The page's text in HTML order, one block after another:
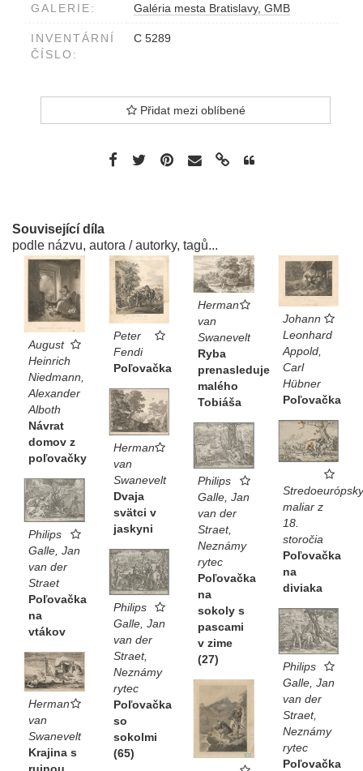
GALERIE: Galéria mesta Bratislavy, GMB
INVENTÁRNÍ
ČÍSLO:
C 5289
Přidat mezi oblíbené
Související díla
podle názvu, autora / autorky, tagů...
August
Heinrich
Niedmann,
Alexander
Alboth
Návrat
domov z
poľovačky
Peter
Fendi
Poľovačka
Herman
van
Swanevelt
Ryba
prenasleduje
malého
Tobiáša
Johann
Leonhard
Appold,
Carl
Hübner
Poľovačka
Herman
van
Swanevelt
Dvaja
svätci v
jaskyni
Stredoeurópsky
maliar z
18.
storočia
Poľovačka
na
diviaka
Philips
Galle, Jan
van der
Straet,
Neznámy
rytec
Poľovačka
na
sokoly s
pascami
v zime
(27)
Philips
Galle, Jan
van der
Straet
Poľovačka
na
vtákov
Philips
Galle, Jan
van der
Straet,
Neznámy
rytec
Poľovačka
so
sokolmi
(65)
Philips
Galle, Jan
van der
Straet,
Neznámy
rytec
Poľovačka
Herman
van
Swanevelt
Krajina s